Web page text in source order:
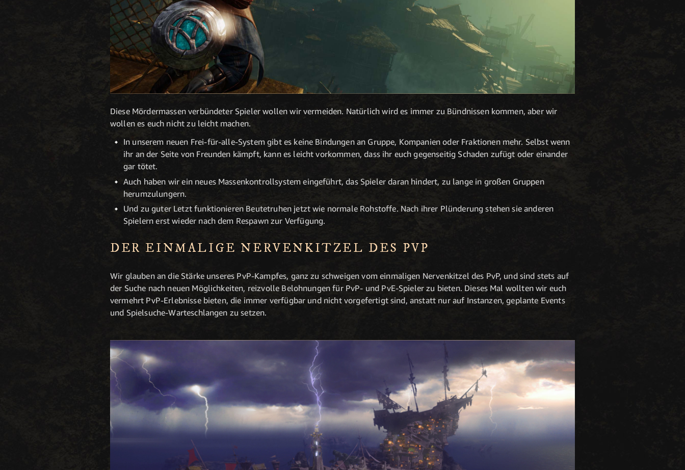
Diese Mördermassen verbündeter Spieler wollen wir vermeiden. Natürlich wird es immer zu Bündnissen kommen, aber wir
wollen es euch nicht zu leicht machen.
In unserem neuen Frei-für-alle-System gibt es keine Bindungen an Gruppe, Kompanien oder Fraktionen mehr. Selbst wenn
ihr an der Seite von Freunden kämpft, kann es leicht vorkommen, dass ihr euch gegenseitig Schaden zufügt oder einander
gar tötet.
Auch haben wir ein neues Massenkontrollsystem eingeführt, das Spieler daran hindert, zu lange in großen Gruppen
herumzulungern.
Und zu guter Letzt funktionieren Beutetruhen jetzt wie normale Rohstoffe. Nach ihrer Plünderung stehen sie anderen
Spielern erst wieder nach dem Respawn zur Verfügung.
DER EINMALIGE NERVENKITZEL DES PVP
Wir glauben an die Stärke unseres PvP-Kampfes, ganz zu schweigen vom einmaligen Nervenkitzel des PvP, und sind stets auf
der Suche nach neuen Möglichkeiten, reizvolle Belohnungen für PvP- und PvE-Spieler zu bieten. Dieses Mal wollten wir euch
vermehrt PvP-Erlebnisse bieten, die immer verfügbar und nicht vorgefertigt sind, anstatt nur auf Instanzen, geplante Events
und Spielsuche-Warteschlangen zu setzen.